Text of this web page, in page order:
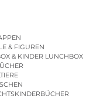
& FIGUREN
& KINDER LUNCHBOX